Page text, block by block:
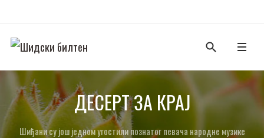
ДЕСЕРТ ЗА КРАЈ
Шиђани су још једном угостили познатог певача народне музике